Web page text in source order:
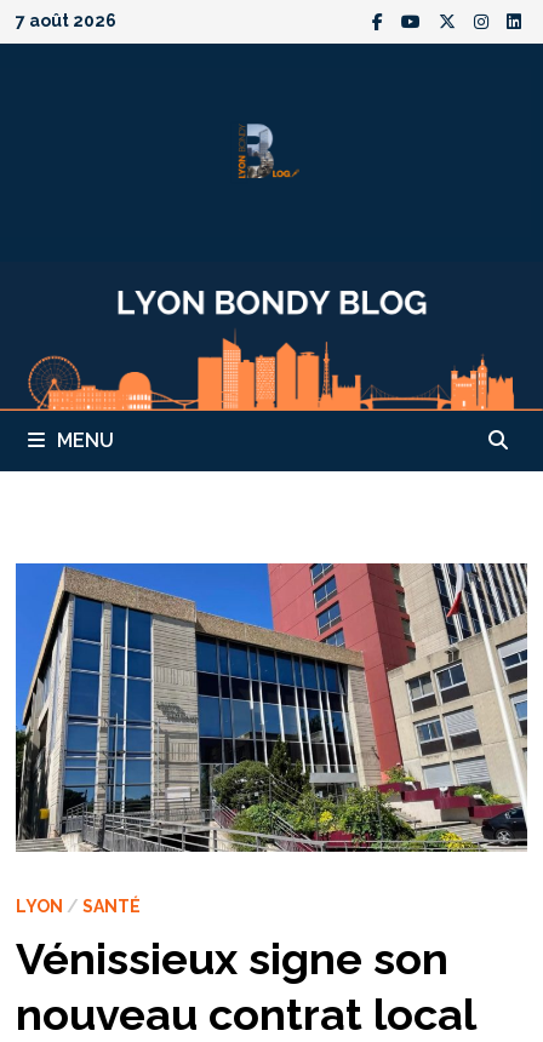
Passer
au
7 août 2026
MENU
LYON / SANTÉ
Vénissieux signe son
nouveau contrat local